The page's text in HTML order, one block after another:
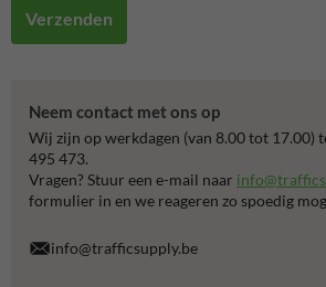
Verzenden
Neem contact met ons op
Wij zijn op werkdagen (van 8.00 tot 17.00)
495 473.
Vragen? Stuur een e-mail naar
formulier in en we reageren zo spoedig
info@trafficsupply.be